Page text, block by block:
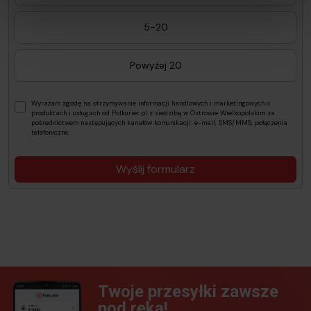
5-20
Powyżej 20
Wyrażam zgodę na otrzymywanie informacji handlowych i marketingowych o
produktach i usługach od Polkurier.pl z siedzibą w Ostrowie Wielkopolskim za
pośrednictwem następujących kanałów komunikacji: e-mail, SMS/MMS, połączenia
telefoniczne.
Wyślij formularz
Twoje przesyłki zawsze